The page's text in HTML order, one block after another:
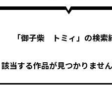
「御子柴 トミィ」の検索
該当する作品が見つかりませ